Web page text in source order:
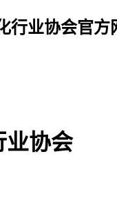
行业协会官方
业协会